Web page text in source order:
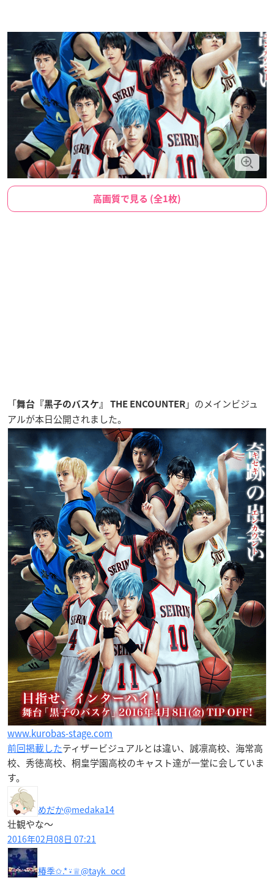
高画質で見る (全1枚)
「舞台『黒子のバスケ』 THE ENCOUNTER 」のメインビジュ
アルが本日公開されました。
www.kurobas-stage.com
前回掲載したティザービジュアルとは違い、誠凛高校、海常高
校、秀徳高校、桐皇学園高校のキャスト達が一堂に会していま
す。
めだか@medaka14
壮観やな〜
2016年02月08日 07:21
椿季✩.*⍣♕@tayk_ocd